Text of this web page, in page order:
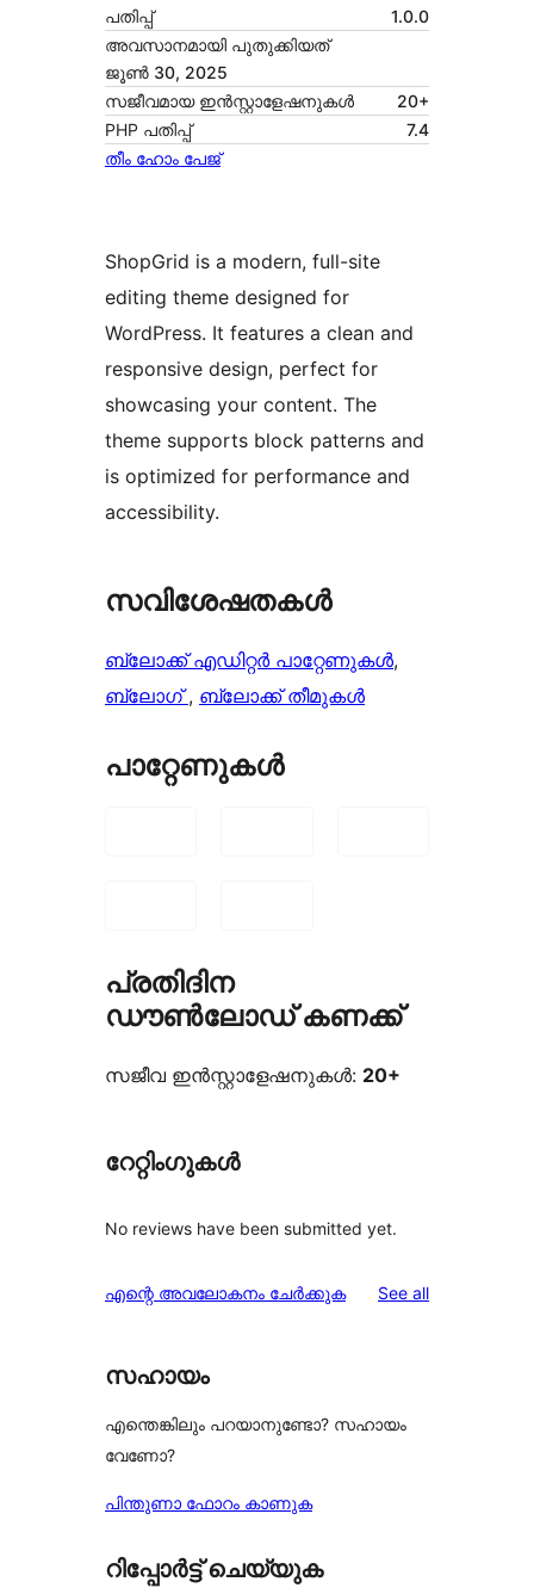
പതിപ്പ്
1.0.0
അവസാനമായി പുതുക്കിയത്
ജൂൺ 30, 2025
സജീവമായ ഇൻസ്റ്റാളേഷനുകൾ
20+
PHP പതിപ്പ്
7.4
തീം ഹോം പേജ്
ShopGrid is a modern, full-site
editing theme designed for
WordPress. It features a clean and
responsive design, perfect for
showcasing your content. The
theme supports block patterns and
is optimized for performance and
accessibility.
സവിശേഷതകൾ
ബ്ലോക്ക് എഡിറ്റർ പാറ്റേണുകൾ
ബ്ലോഗ്, ബ്ലോക്ക് തീമുകൾ
പാറ്റേണുകൾ
പ്രതിദിന
ഡൗൺലോഡ് കണക്ക്
സജീവ ഇൻസ്റ്റാളേഷനുകൾ: 20+
റേറ്റിംഗുകൾ
No reviews have been submitted yet.
എന്റെ അവലോകനം ചേർക്കുക See allreviews
സഹായം
എന്തെങ്കിലും പറയാനുണ്ടോ? സഹായം
വേണോ?
പിന്തുണാ ഫോറം കാണുക
റിപ്പോർട്ട് ചെയ്യുക